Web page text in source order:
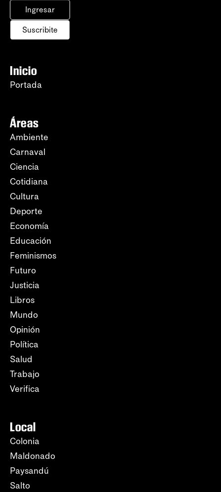
Ingresar
Suscribite
Inicio
Portada
Áreas
Ambiente
Carnaval
Ciencia
Cotidiana
Cultura
Deporte
Economía
Educación
Feminismos
Futuro
Justicia
Libros
Mundo
Opinión
Política
Salud
Trabajo
Verifica
Local
Colonia
Maldonado
Paysandú
Salto